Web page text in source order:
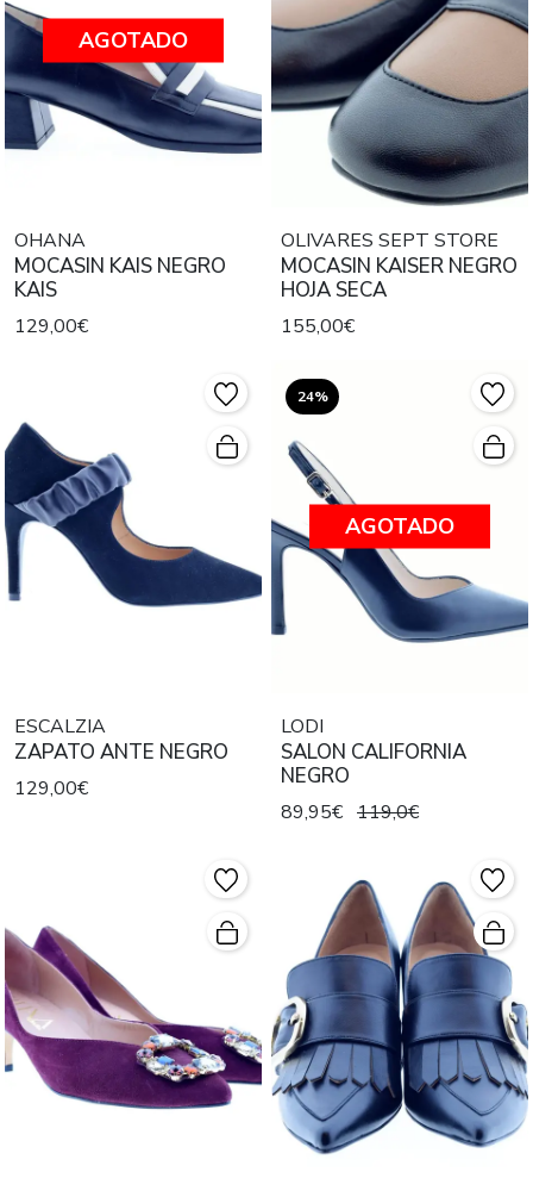
AGOTADO
OHANA
MOCASIN KAIS NEGRO
KAIS
129,00€
OLIVARES SEPT STORE
MOCASIN KAISER NEGRO
HOJA SECA
155,00€
ESCALZIA
ZAPATO ANTE NEGRO
129,00€
24%
AGOTADO
LODI
SALON CALIFORNIA
NEGRO
89,95€ 119,0€